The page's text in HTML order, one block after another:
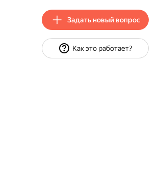
Задать новый вопрос
Как это работает?